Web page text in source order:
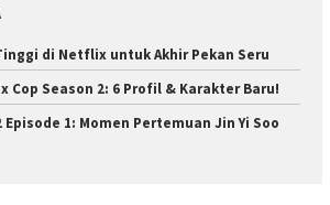
di Netflix untuk Akhir Pekan Seru
Cop Season 2: 6 Profil & Karakter Baru!
Episode 1: Momen Pertemuan Jin Yi Soo